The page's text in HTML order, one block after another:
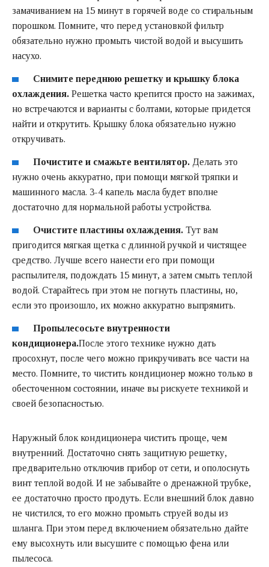
замачиванием на 15 минут в горячей воде со стиральным
порошком. Помните, что перед установкой фильтр
обязательно нужно промыть чистой водой и высушить
насухо.
Снимите переднюю решетку и крышку блока
охлаждения. Решетка часто крепится просто на зажимах,
но встречаются и варианты с болтами, которые придется
найти и открутить. Крышку блока обязательно нужно
откручивать.
Почистите и смажьте вентилятор. Делать это
нужно очень аккуратно, при помощи мягкой тряпки и
машинного масла. 3-4 капель масла будет вполне
достаточно для нормальной работы устройства.
Очистите пластины охлаждения. Тут вам
пригодится мягкая щетка с длинной ручкой и чистящее
средство. Лучше всего нанести его при помощи
распылителя, подождать 15 минут, а затем смыть теплой
водой. Старайтесь при этом не погнуть пластины, но,
если это произошло, их можно аккуратно выпрямить.
Пропылесосьте внутренности
кондиционера.После этого технике нужно дать
просохнут, после чего можно прикручивать все части на
место. Помните, то чистить кондиционер можно только в
обесточенном состоянии, иначе вы рискуете техникой и
своей безопасностью.
Наружный блок кондиционера чистить проще, чем
внутренний. Достаточно снять защитную решетку,
предварительно отключив прибор от сети, и ополоснуть
винт теплой водой. И не забывайте о дренажной трубке,
ее достаточно просто продуть. Если внешний блок давно
не чистился, то его можно промыть струей воды из
шланга. При этом перед включением обязательно дайте
ему высохнуть или высушите с помощью фена или
пылесоса.